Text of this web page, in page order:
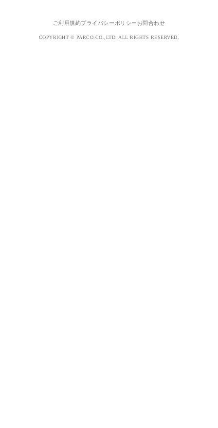
ご利用規約プライバシーポリシー お問合わせ
COPYRIGHT © PARCO.CO.,LTD. ALL RIGHTS RESERVED.